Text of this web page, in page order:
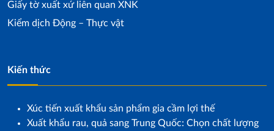
Giấy tờ xuất xứ liên quan XNK
Kiểm dịch Động – Thực vật
Kiến thức
Xúc tiến xuất khẩu sản phẩm gia cầm lợi thế
Xuất khẩu rau, quả sang Trung Quốc: Chọn chất lượng